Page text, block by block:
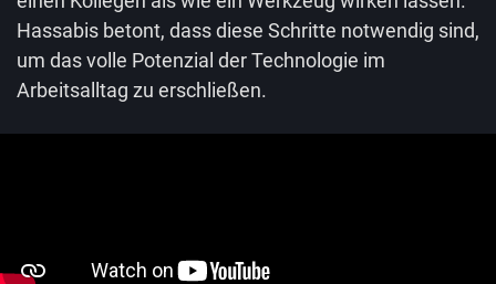
Hassabis betont, dass diese Schritte notwendig sind,
um das volle Potenzial der Technologie im
Arbeitsalltag zu erschließen.